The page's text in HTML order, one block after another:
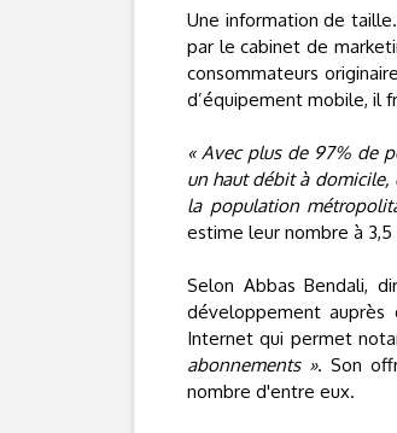
Une information de
par le cabinet de
consommateurs
d’équipement mobile, il
« Avec plus de 97% de
un haut débit à domicile,
la population
estime leur nombre à
Selon Abbas Bendali,
développement
Internet qui permet
abonnements ». Son
nombre d'entre eux.